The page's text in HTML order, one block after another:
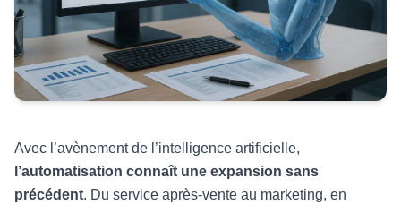
Avec l’avènement de l’intelligence artificielle,
l’automatisation connaît une expansion sans
précédent. Du service après-vente au marketing, en